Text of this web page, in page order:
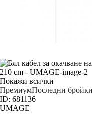
Покажи всички
ПремиумПоследни бройки
ID: 681136
UMAGE